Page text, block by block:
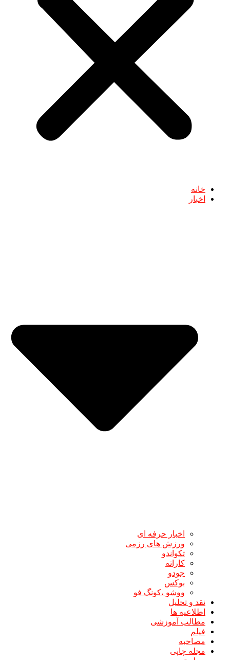
خانه
اخبار
اخبار حرفه ای
ورزش های رزمی
تکواندو
کاراته
جودو
بوکس
ووشو ،کونگ فو
نقد و تحلیل
اطلاعیه ها
مطالب آموزشی
فیلم
مصاحبه
مجله چاپی